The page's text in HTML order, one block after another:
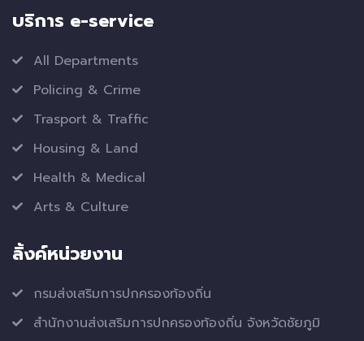
บริการ e-service
All Departments
Policing & Crime
Trasport & Traffic
Housing & Land
Health & Medical
Arts & Culture
ลิ้งค์หน่วยงาน
กรมส่งเสริมการปกครองท้องถิ่น
สำนักงานส่งเสริมการปกครองท้องถิ่น จังหวัดชัยภูมิ